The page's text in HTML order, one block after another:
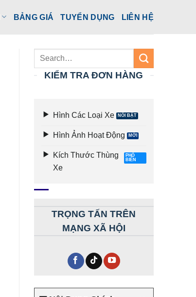
BẢNG GIÁ TUYỂN DỤNG LIÊN HỆ
KIỂM TRA ĐƠN HÀNG
Hình Các Loại Xe
Hình Ảnh Hoạt Động
Kích Thước Thùng
Xe
TRỌNG TẤN TRÊN
MẠNG XÃ HỘI